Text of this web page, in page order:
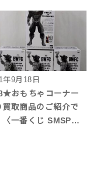
年9月18日
おもちゃコーナー
買取商品のご紹介で
〈一番くじ SMSP…